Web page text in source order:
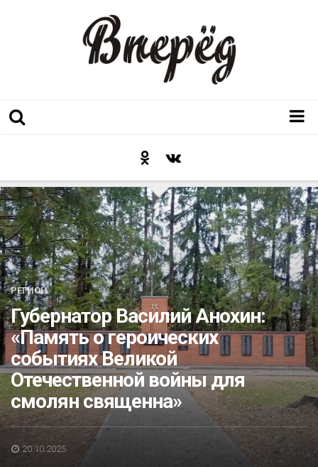
Послесловие к празднику
Факт
Неожиданный ракурс
Контакты
Люди родного края
Акция
К 70-летию районного Дома культуры
Конкурс
Люди родного края
Национальные проекты
РЕГИОН
Губернатор Василий Анохин:
«Память о героических
событиях Великой
Отечественной войны для
смолян священна»
20.10.2025